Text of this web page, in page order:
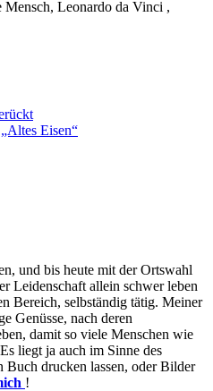
Leonardo da Vinci ,
Eisen“
und bis heute mit der Ortswahl
Leidenschaft allein schwer leben
Bereich, selbständig tätig. Meiner
Genüsse, nach deren
damit so viele Menschen wie
liegt ja auch im Sinne des
Buch drucken lassen, oder Bilder
!